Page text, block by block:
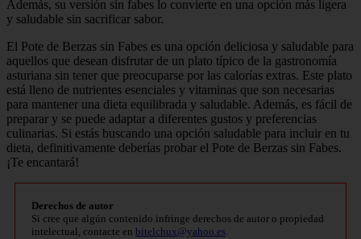
Además, su versión sin fabes lo convierte en una opción más ligera
y saludable sin sacrificar sabor.
El Pote de Berzas sin Fabes es una opción deliciosa y saludable para
aquellos que desean disfrutar de un plato típico de la gastronomía
asturiana sin tener que preocuparse por las calorías extras. Este plato
está lleno de nutrientes esenciales y vitaminas que son necesarias
para mantener una dieta equilibrada y saludable. Además, es fácil de
preparar y se puede adaptar a diferentes gustos y preferencias
culinarias. Si estás buscando una opción saludable para incluir en tu
dieta, definitivamente deberías probar el Pote de Berzas sin Fabes.
¡Te encantará!
Derechos de autor
Si cree que algún contenido infringe derechos de autor o propiedad
intelectual, contacte en bitelchux@yahoo.es.